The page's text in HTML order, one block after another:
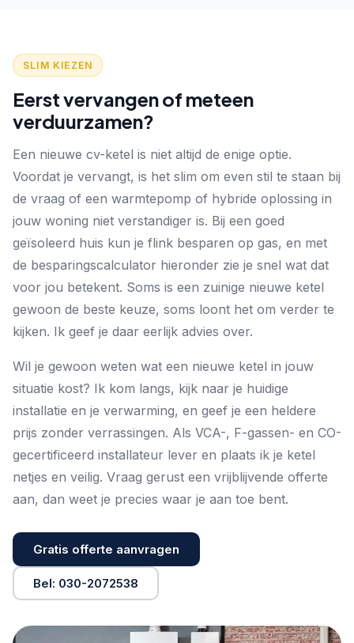
SLIM KIEZEN
Eerst vervangen of meteen
verduurzamen?
Een nieuwe cv-ketel is niet altijd de enige optie.
Voordat je vervangt, is het slim om even stil te staan bij
de vraag of een warmtepomp of hybride oplossing in
jouw woning niet verstandiger is. Bij een goed
geïsoleerd huis kun je flink besparen op gas, en met
de besparingscalculator hieronder zie je snel wat dat
voor jou betekent. Soms is een zuinige nieuwe ketel
gewoon de beste keuze, soms loont het om verder te
kijken. Ik geef je daar eerlijk advies over.
Wil je gewoon weten wat een nieuwe ketel in jouw
situatie kost? Ik kom langs, kijk naar je huidige
installatie en je verwarming, en geef je een heldere
prijs zonder verrassingen. Als VCA-, F-gassen- en CO-
gecertificeerd installateur lever en plaats ik je ketel
netjes en veilig. Vraag gerust een vrijblijvende offerte
aan, dan weet je precies waar je aan toe bent.
Gratis offerte aanvragen
Bel: 030-2072538